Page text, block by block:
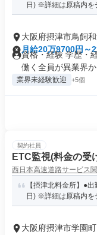
日) ※詳細は原稿内を
大阪府摂津市鳥飼
月給20万9700円～
資格・経験 学歴・
働く全員が異業界か
業界未経験歓迎 +5個
契約社員
ETC監視(料金の受
西日本高速道路サービス
【摂津北料金所】●
日) ※詳細は原稿内を
大阪府摂津市学園町